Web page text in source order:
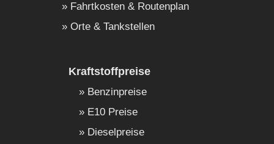
Fahrtkosten & Routenplan
Orte & Tankstellen
Kraftstoffpreise
Benzinpreise
E10 Preise
Dieselpreise